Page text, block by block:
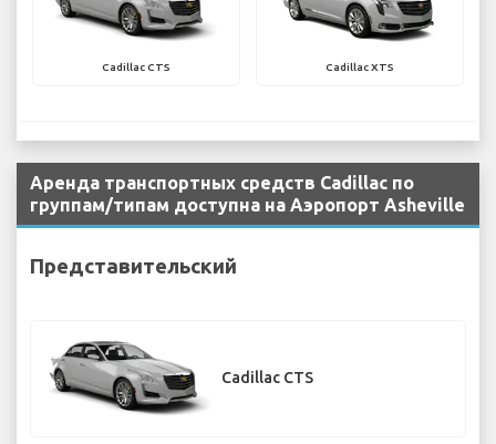
Cadillac CTS Cadillac XTS
Аренда транспортных средств Cadillac по
группам/типам доступна на Аэропорт Asheville
Представительский
Cadillac CTS